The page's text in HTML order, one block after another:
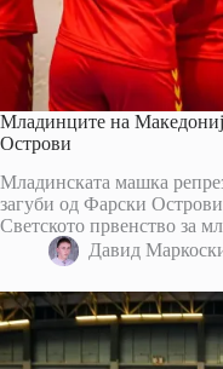
Младинците на
Острови
Младинската машка
загуби од Фарски
Светското првенство за
Давид